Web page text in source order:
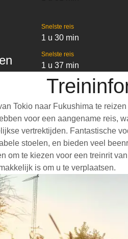
Snelste reis
1 u 30 min
Snelste reis
1 u 37 min
Tokio naar Fukushima te
voor een aangename reis,
vertrektijden. Fantastische
stoelen, en bieden veel
om te kiezen voor een treinrit
is om u te verplaatsen.